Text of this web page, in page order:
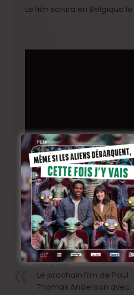
Le film sortira en Belgique
Précedent
Le prochain film de Paul
Thomas Anderson avec